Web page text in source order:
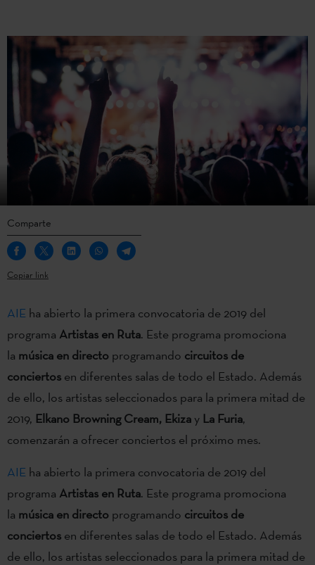
Comparte
Copiar link
AIE ha abierto la primera convocatoria de 2019 del
programa Artistas en Ruta. Este programa promociona
la música en directo programando circuitos de
conciertos en diferentes salas de todo el Estado. Además
de ello, los artistas seleccionados para la primera mitad de
2019, Elkano Browning Cream, Ekiza y La Furia,
comenzarán a ofrecer conciertos el próximo mes.
AIE ha abierto la primera convocatoria de 2019 del
programa Artistas en Ruta. Este programa promociona
la música en directo programando circuitos de
conciertos en diferentes salas de todo el Estado. Además
de ello, los artistas seleccionados para la primera mitad de